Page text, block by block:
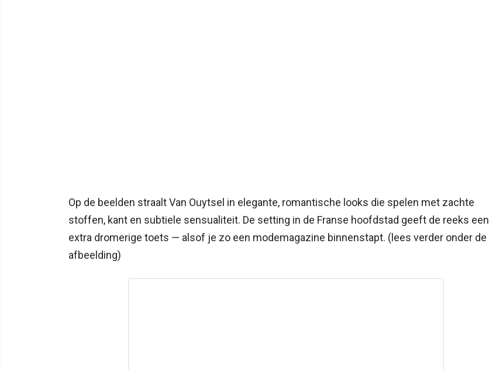
Op de beelden straalt Van Ouytsel in elegante, romantische looks die spelen met zachte
stoffen, kant en subtiele sensualiteit. De setting in de Franse hoofdstad geeft de reeks een
extra dromerige toets — alsof je zo een modemagazine binnenstapt. (lees verder onder de
afbeelding)